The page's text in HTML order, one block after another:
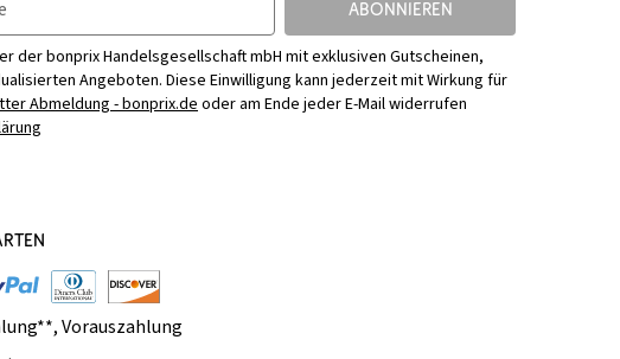
ABONNIEREN
der bonprix Handelsgesellschaft mbH mit exklusiven Gutscheinen,
Angeboten. Diese Einwilligung kann jederzeit mit Wirkung für
Abmeldung - bonprix.deoder am Ende jeder E-Mail widerrufen
,Vorauszahlung